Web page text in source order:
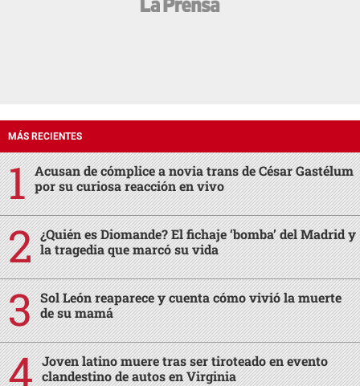
MÁS RECIENTES
Acusan de cómplice a novia trans de César Gastélum
por su curiosa reacción en vivo
¿Quién es Diomande? El fichaje ‘bomba’ del Madrid y
la tragedia que marcó su vida
Sol León reaparece y cuenta cómo vivió la muerte
de su mamá
Joven latino muere tras ser tiroteado en evento
clandestino de autos en Virginia